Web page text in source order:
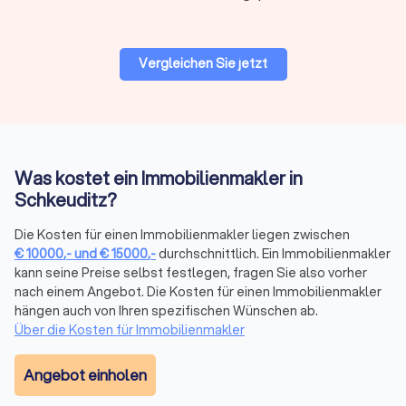
zwischen einem Immobilienmakler und einem guten
Immobilienmakler machen. Erhalten Sie erste Anhaltspunkte
Eigenheim-Suche oder Immobilienkauf als
Investition?
Professionelle Immobilienbüros bieten Ihnen vielfältige
Leistungen, zu denen Sie im persönlichen Erstgespräch
umfassend beraten werden. Hierfür muss der
Immobilienmakler zunächst Ihre Ziele und Vorstellungen
wissen, um Ihnen im Anschluss ein individuelles Angebot
oder eine Gewerbeimmobilie mieten oder kaufen wollen, ob
Sie Immobilien als Geldanlage nutzen oder selbst bewohnen
Vergleichen Sie jetzt
Was kostet ein Immobilienmakler in
Schkeuditz?
Die Kosten für einen Immobilienmakler liegen zwischen
€10000,-und€15000,-durchschnittlich. Ein Immobilienmakler
kann seine Preise selbst festlegen, fragen Sie also vorher
nach einem Angebot. Die Kosten für einen Immobilienmakler
hängen auch von Ihren spezifischen Wünschen ab.
Über die Kosten für Immobilienmakler
Angebot einholen